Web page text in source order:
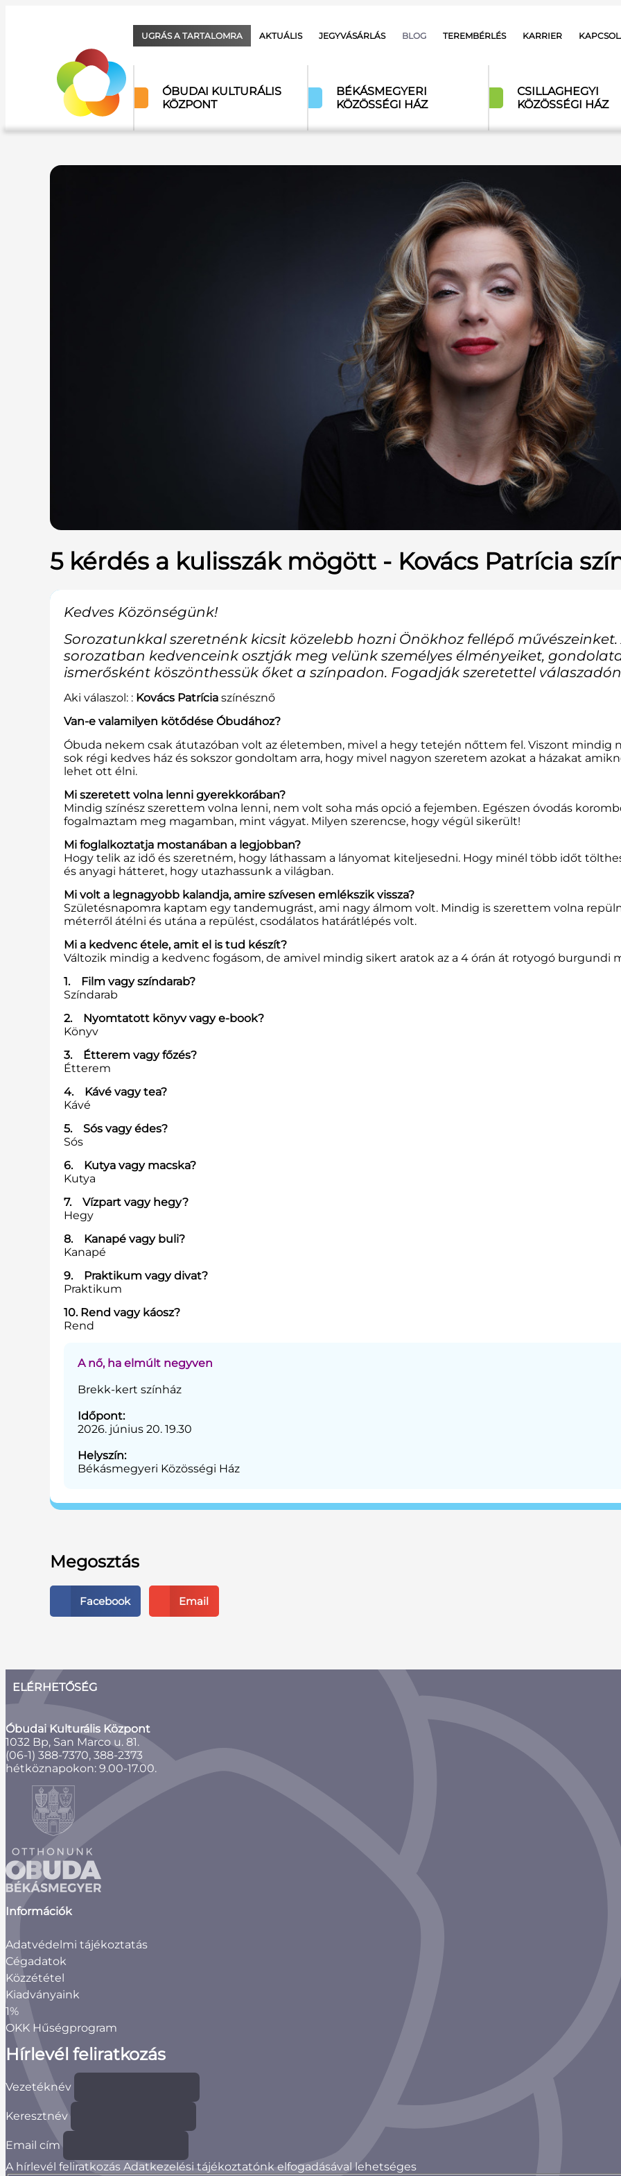
UGRÁS A TARTALOMRA AKTUÁLIS JEGYVÁSÁRLÁS BLOG TEREMBÉRLÉS KARRIER
ÓBUDAI KULTURÁLIS
KÖZPONT
BÉKÁSMEGYERI
KÖZÖSSÉGI HÁZ
CSILLAGHEGYI
KÖZÖSSÉGI HÁZ
5 kérdés a kulisszák mögött - Kovács Patrícia
Kedves Közönségünk!
Sorozatunkkal szeretnénk kicsit közelebb hozni Önökhoz fellépő
sorozatban kedvenceink osztják meg velünk személyes élményeiket,
ismerősként köszönthessük őket a színpadon. Fogadják szeretettel
Aki válaszol: : Kovács Patrícia színésznő
Van-e valamilyen kötődése Óbudához?
Óbuda nekem csak átutazóban volt az életemben, mivel a hegy tetején nőttem fel. Viszont mindig
sok régi kedves ház és sokszor gondoltam arra, hogy mivel nagyon szeretem azokat a házakat
lehet ott élni.
Mi szeretett volna lenni gyerekkorában?
Mindig színész szerettem volna lenni, nem volt soha más opció a fejemben. Egészen óvodás
fogalmaztam meg magamban, mint vágyat. Milyen szerencse, hogy végül sikerült!
Mi foglalkoztatja mostanában a legjobban?
Hogy telik az idő és szeretném, hogy láthassam a lányomat kiteljesedni. Hogy minél több időt
és anyagi hátteret, hogy utazhassunk a világban.
Mi volt a legnagyobb kalandja, amire szívesen emlékszik vissza?
Születésnapomra kaptam egy tandemugrást, ami nagy álmom volt. Mindig is szerettem volna
méterről átélni és utána a repülést, csodálatos határátlépés volt.
Mi a kedvenc étele, amit el is tud készít?
Változik mindig a kedvenc fogásom, de amivel mindig sikert aratok az a 4 órán át rotyogó burgundi
1. Film vagy színdarab?
Színdarab
2. Nyomtatott könyv vagy e-book?
Könyv
3. Étterem vagy főzés?
Étterem
4. Kávé vagy tea?
Kávé
5. Sós vagy édes?
Sós
6. Kutya vagy macska?
Kutya
7. Vízpart vagy hegy?
Hegy
8. Kanapé vagy buli?
Kanapé
9. Praktikum vagy divat?
Praktikum
10. Rend vagy káosz?
Rend
A nő, ha elmúlt negyven
Brekk-kert színház
Időpont:
2026. június 20. 19.30
Helyszín:
Békásmegyeri Közösségi Ház
Megosztás
Facebook Email
ELÉRHETŐSÉG
Óbudai Kulturális Központ
1032 Bp, San Marco u. 81.
(06-1) 388-7370, 388-2373
hétköznapokon: 9.00-17.00.
Információk
Adatvédelmi tájékoztatás
Cégadatok
Közzététel
Kiadványaink
1%
OKK Hűségprogram
Hírlevél feliratkozás
Vezetéknév
Keresztnév
Email cím
A hírlevél feliratkozás Adatkezelési tájékoztatónk elfogadásával lehetséges